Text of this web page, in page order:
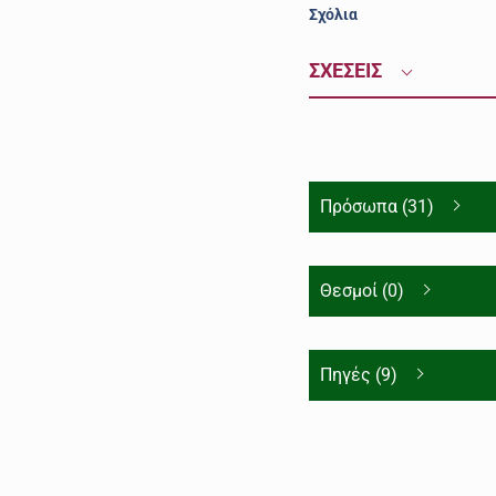
Σχόλια
ΣΧΕΣΕΙΣ
Πρόσωπα (31)
Θεσμοί (0)
Πηγές (9)